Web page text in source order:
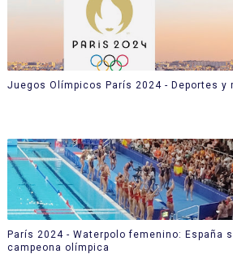
Juegos Olímpicos París 2024 - Deportes y
París 2024 - Waterpolo femenino: España
campeona olímpica